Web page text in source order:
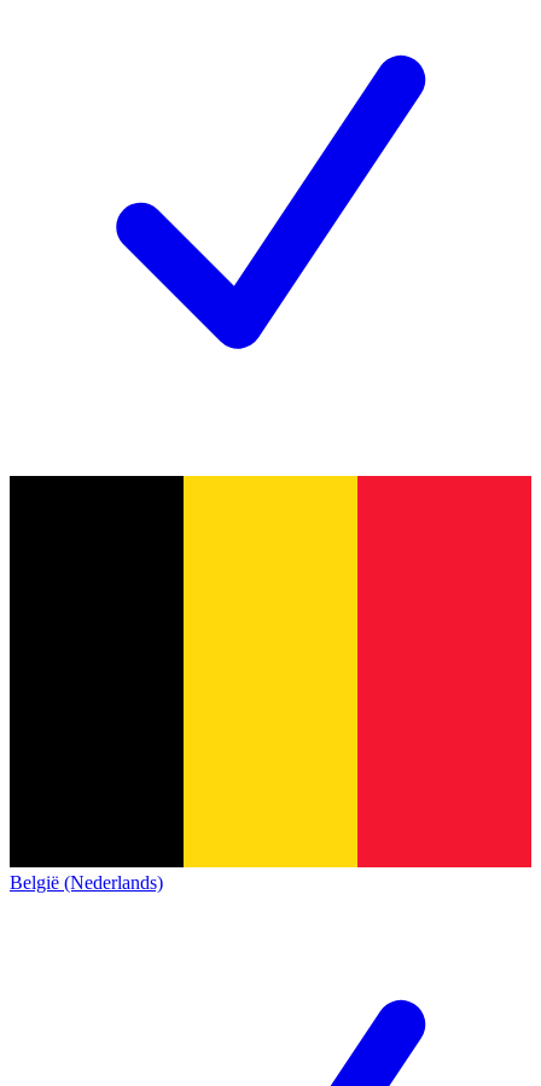
België (Nederlands)